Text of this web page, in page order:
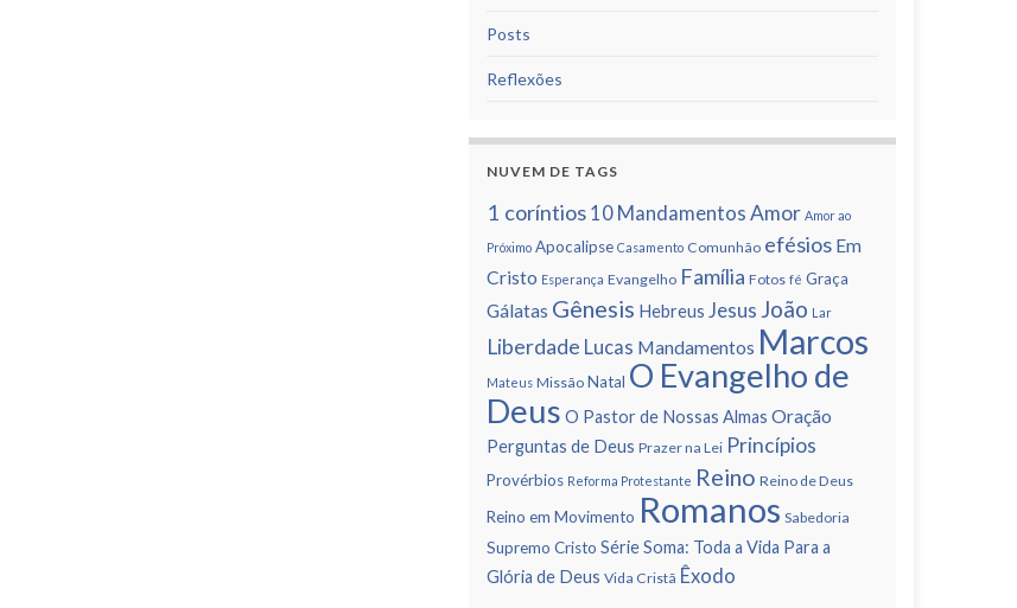
Posts
Reflexões
NUVEM DE TAGS
1 corí­ntios 10 Mandamentos Amor Amor ao
Próximo Apocalipse Casamento Comunhão efésios Em
Cristo Esperança Evangelho Famí­lia Fotos fé Graça
Gálatas Gênesis Hebreus Jesus João Lar
Liberdade Lucas Mandamentos Marcos
Mateus Missão Natal O Evangelho de
Deus O Pastor de Nossas Almas Oração
Perguntas de Deus Prazer na Lei Princí­pios
Provérbios Reforma Protestante Reino Reino de Deus
Reino em Movimento Romanos Sabedoria
Supremo Cristo Série Soma: Toda a Vida Para a
Glória de Deus Vida Cristã Êxodo